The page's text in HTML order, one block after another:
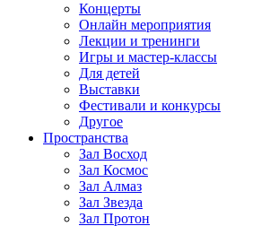
Концерты
Онлайн мероприятия
Лекции и тренинги
Игры и мастер-классы
Для детей
Выставки
Фестивали и конкурсы
Другое
Пространства
Зал Восход
Зал Космос
Зал Алмаз
Зал Звезда
Зал Протон